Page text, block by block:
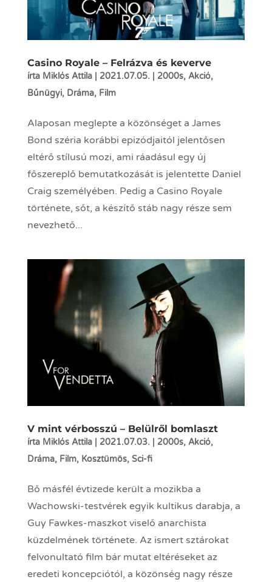
Casino Royale – Felrázva és keverve
írta Miklós Attila| 2021.07.05. 2000s, Akció,
Bűnügyi, Dráma, Film
Alaposan meglepte a közönséget a James
Bond széria korábbi epizódjaitól jelentősen
eltérő stílusú mozi, ami ráadásul egy új
főszereplő bemutatkozását is jelentette Daniel
Craig személyében. Pedig a Casino Royale
története, sőt, a készítő stáb nagy része sem
nevezhető...
V mint vérbosszú – Belülről bomlaszt
írta Miklós Attila| 2021.07.03. 2000s, Akció,
Dráma, Film, Kosztümös, Sci-fi
Bő másfél évtizede került a mozikba a
Wachowski-testvérek egyik kultikus darabja, a
Guy Fawkes-maszkot viselő anarchista
küzdelmének története. Az ismert sztárokat
felvonultató film bár mutat eltéréseket az
eredeti koncepciótól, a közönség nagy része